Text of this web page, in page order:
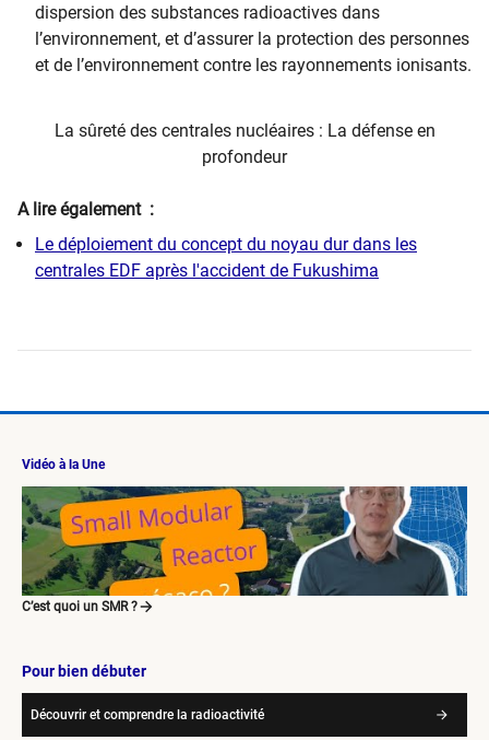
dispersion des substances radioactives dans
l’environnement, et d’assurer la protection des personnes
et de l’environnement contre les rayonnements ionisants.
La sûreté des centrales nucléaires : La défense en
profondeur
A lire également :
Le déploiement du concept du noyau dur dans les
centrales EDF après l'accident de Fukushima
Vidéo à la Une
C’est quoi un SMR ?
Pour bien débuter
Découvrir et comprendre la radioactivité